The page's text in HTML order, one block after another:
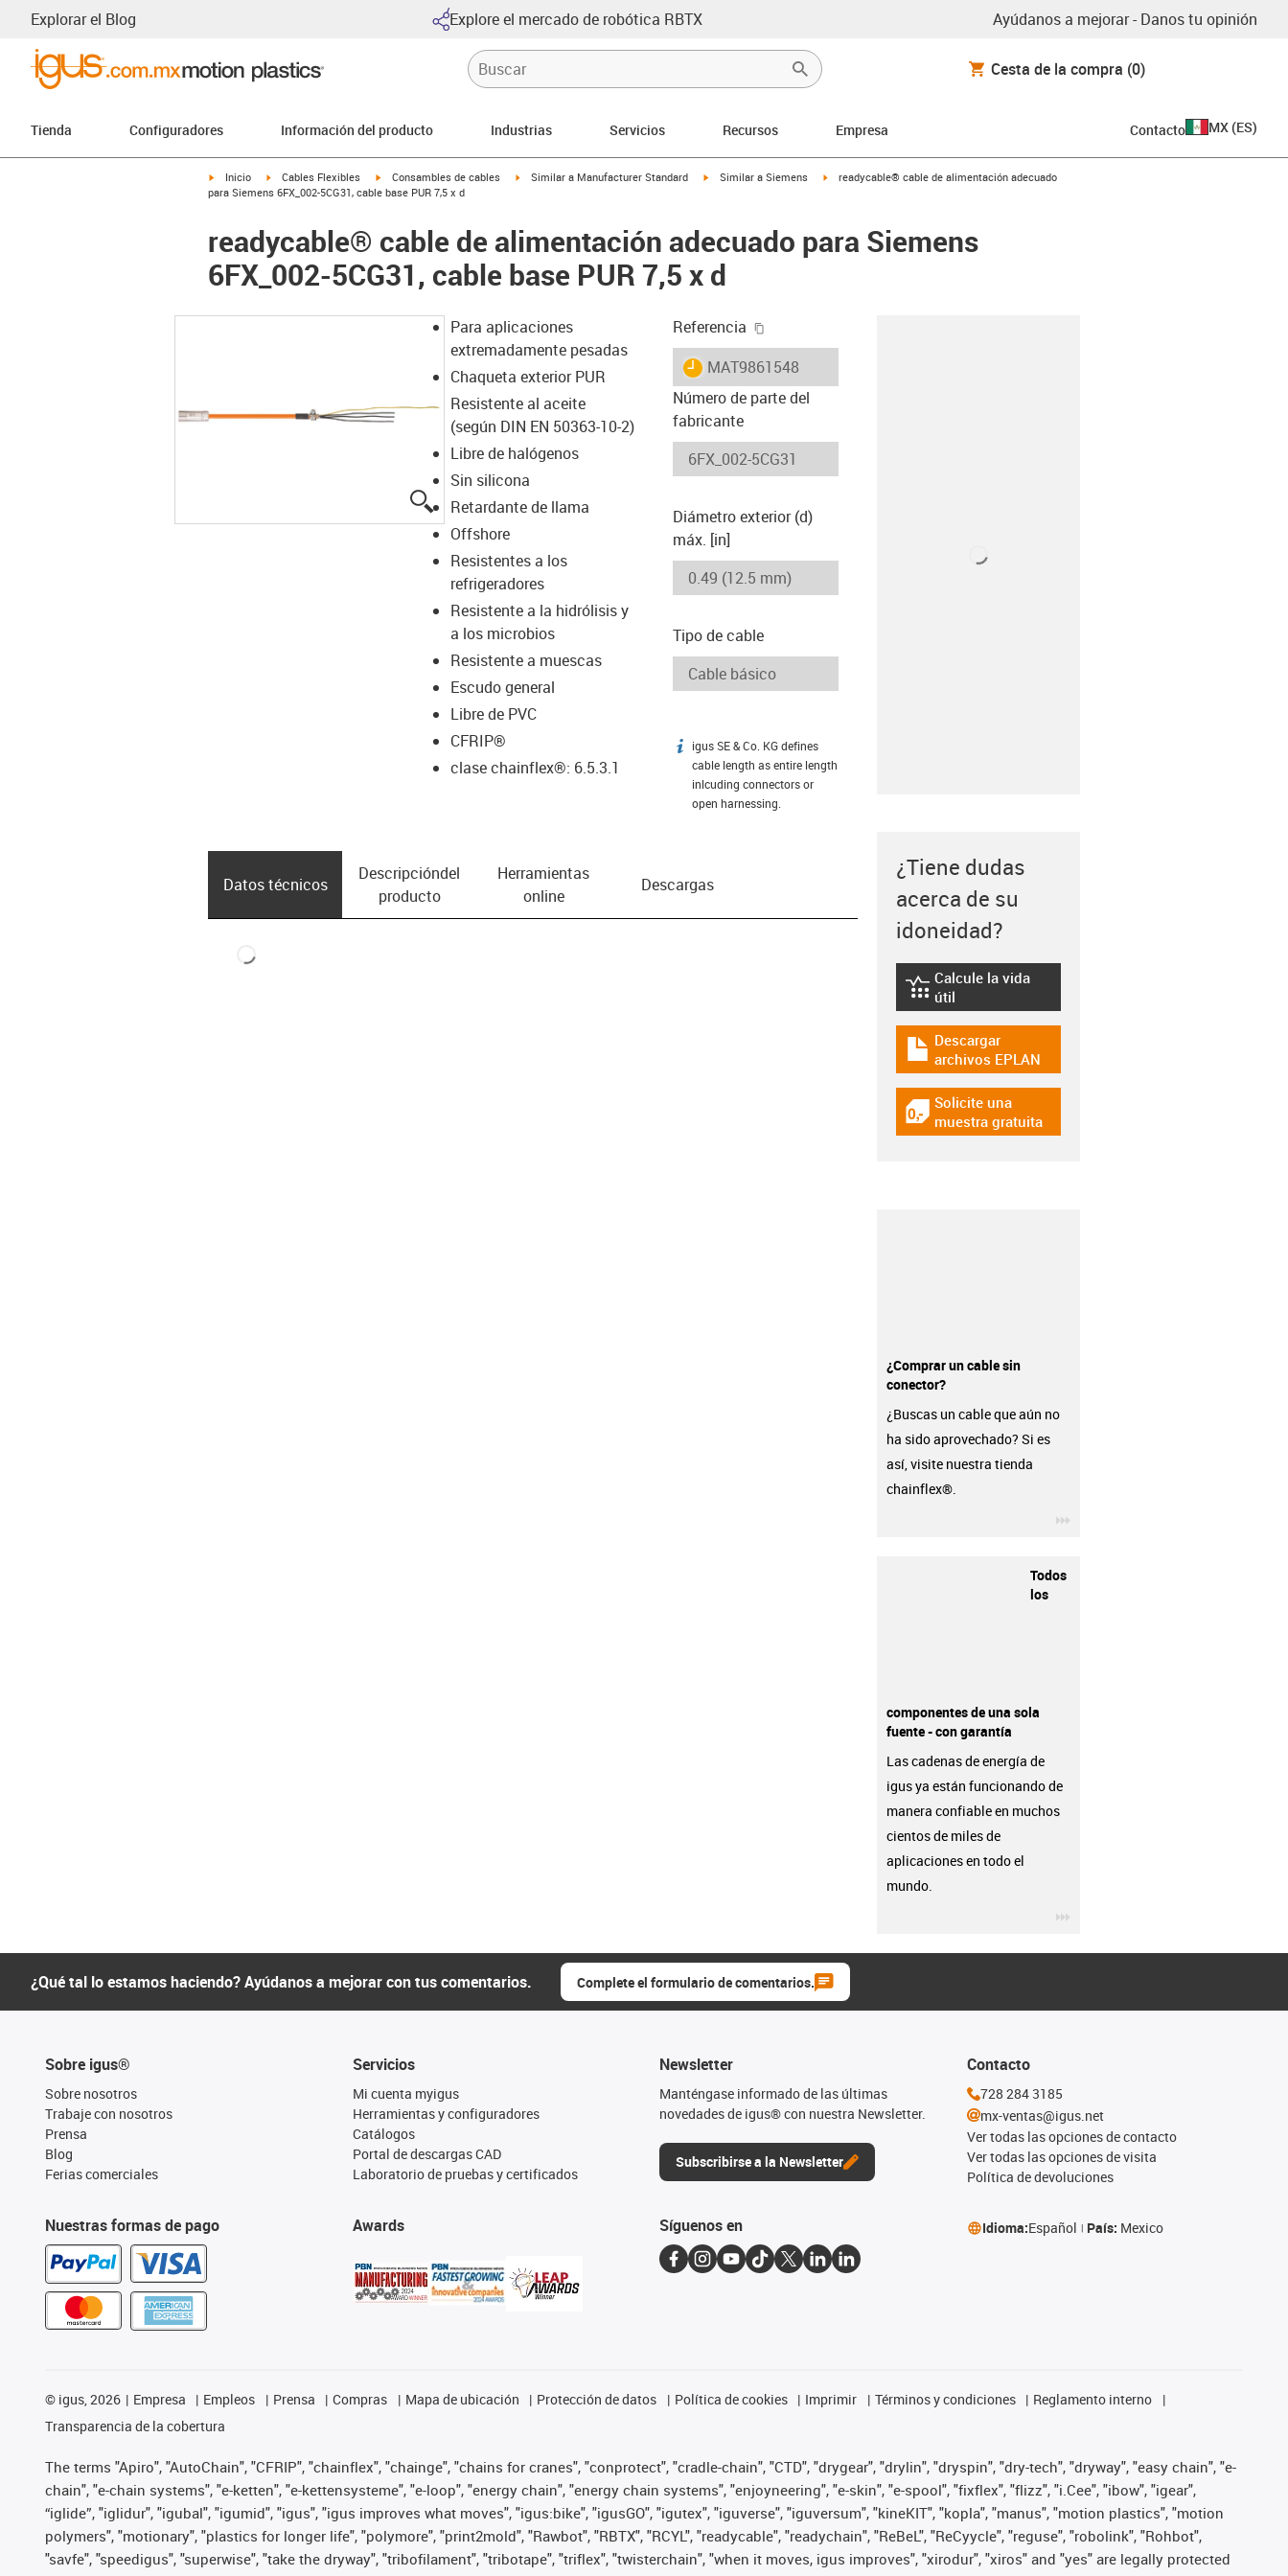
Explorar el Blog Explore el mercado de robótica RBTX Ayúdanos a mejorar - Danos tu opinión
Cesta de la compra (0)
Tienda Configuradores Información del producto Industrias Servicios Recursos Empresa Contacto MX (ES)
igus-icon-arrow-right
Inicio igus-icon-arrow-right
Cables Flexibles igus-icon-arrow-right
Consambles de cables igus-icon-arrow-right
Similar a Manufacturer Standard igus-icon-arrow-right
Similar a Siemens igus-icon-arrow-right
readycable® cable de alimentación adecuado
para Siemens 6FX_002-5CG31, cable base PUR 7,5 x d
readycable® cable de alimentación adecuado para Siemens
6FX_002-5CG31, cable base PUR 7,5 x d
igus-icon-lupe
Para aplicaciones
extremadamente pesadas
Chaqueta exterior PUR
Resistente al aceite
(según DIN EN 50363-10-2)
Libre de halógenos
Sin silicona
Retardante de llama
Offshore
Resistentes a los
refrigeradores
Resistente a la hidrólisis y
a los microbios
Resistente a muescas
Escudo general
Libre de PVC
CFRIP®
clase chainflex®: 6.5.3.1
Referencia
igus-icon-lieferzeit
MAT9861548
Número de parte del
fabricante
Diámetro exterior (d)
máx. [in]
Tipo de cable
igus-icon-info
igus SE & Co. KG defines
cable length as entire length
inlcuding connectors or
open harnessing.
Datos técnicos
Descripción­del
producto
Herramientas
online
Descargas
¿Tiene dudas
acerca de su
idoneidad?
igus-icon-lebensdauerrechner
Calcule la vida
útil
igus-icon-download-plan
Descargar
archivos EPLAN
igus-icon-gratismuster
Solicite una
muestra gratuita
¿Comprar un cable sin
conector?
¿Buscas un cable que aún no
ha sido aprovechado? Si es
así, visite nuestra tienda
chainflex®.
Todos
los
componentes de una sola
fuente - con garantía
Las cadenas de energía de
igus ya están funcionando de
manera confiable en muchos
cientos de miles de
aplicaciones en todo el
mundo.
¿Qué tal lo estamos haciendo? Ayúdanos a mejorar con tus comentarios. Complete el formulario de comentarios.
Sobre igus®
Sobre nosotros
Trabaje con nosotros
Prensa
Blog
Ferias comerciales
Nuestras formas de pago
Servicios
Mi cuenta myigus
Herramientas y configuradores
Catálogos
Portal de descargas CAD
Laboratorio de pruebas y certificados
Awards
Newsletter
Manténgase informado de las últimas
novedades de igus® con nuestra Newsletter.
Subscribirse a la Newsletter
Contacto
728 284 3185
mx-ventas@igus.net
Ver todas las opciones de contacto
Ver todas las opciones de visita
Política de devoluciones
Síguenos en Idioma:Español País: Mexico
© igus, 2026 Empresa Empleos Prensa Compras Mapa de ubicación Protección de datos Política de cookies Imprimir Términos y condiciones
Reglamento interno
Transparencia de la cobertura
The terms "Apiro", "AutoChain", "CFRIP", "chainflex", "chainge", "chains for cranes", "conprotect", "cradle-chain", "CTD", "drygear", "drylin", "dryspin", "dry-tech", "dryway", "easy chain", "e-
chain", "e-chain systems", "e-ketten", "e-kettensysteme", "e-loop", "energy chain", "energy chain systems", "enjoyneering", "e-skin", "e-spool", "fixflex", "flizz", "i.Cee", "ibow", "igear",
“iglide”, "iglidur", "igubal", "igumid", "igus", "igus improves what moves", "igus:bike", "igusGO", "igutex", "iguverse", "iguversum", "kineKIT", "kopla", "manus", "motion plastics", "motion
polymers", "motionary", "plastics for longer life", "polymore", "print2mold", "Rawbot", "RBTX", "RCYL", "readycable", "readychain", "ReBeL", "ReCyycle", "reguse", "robolink", "Rohbot",
"savfe", "speedigus", "superwise", "take the dryway", "tribofilament", "tribotape", "triflex", "twisterchain", "when it moves, igus improves", "xirodur", "xiros" and "yes" are legally protected